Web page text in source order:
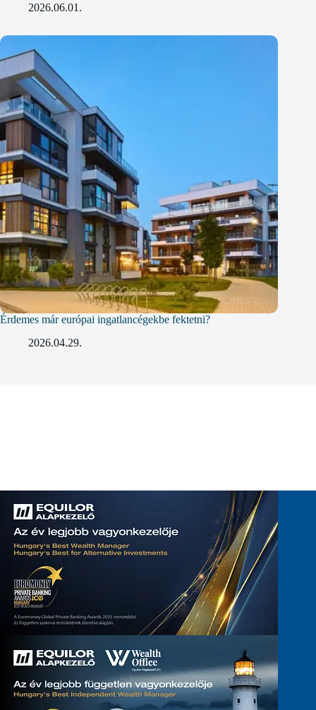
2026.06.01.
Érdemes már európai ingatlancégekbe fektetni?
2026.04.29.